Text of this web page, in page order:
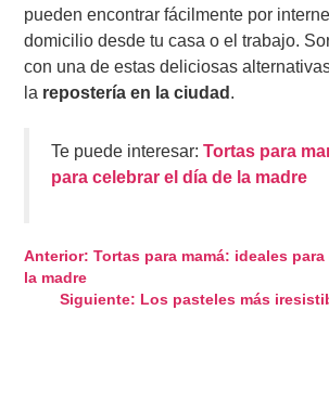
pueden encontrar fácilmente por
domicilio desde tu casa o el trabajo.
con una de estas deliciosas
la repostería en la ciudad .
Te puede interesar:Tortas para
para celebrar el día de la madre
Navegación
Anterior: Tortas para mamá: ideales
la madre
Siguiente: Los pasteles más